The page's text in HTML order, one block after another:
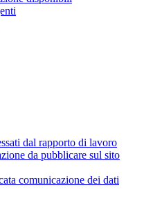
dal rapporto di lavoro
da pubblicare sul sito
comunicazione dei dati